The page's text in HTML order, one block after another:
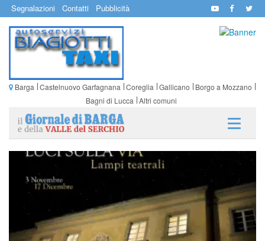
Segnalazioni Contatti Pubblicità
Barga Castelnuovo Garfagnana Coreglia Gallicano
Borgo a Mozzano
Bagni di Lucca Altri comuni